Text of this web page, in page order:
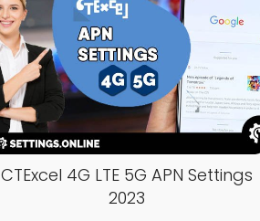
CTExcel 4G LTE 5G APN Settings
2023